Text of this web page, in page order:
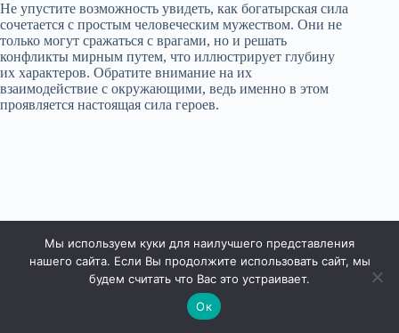
Не упустите возможность увидеть, как богатырская сила
сочетается с простым человеческим мужеством. Они не
только могут сражаться с врагами, но и решать
конфликты мирным путем, что иллюстрирует глубину
их характеров. Обратите внимание на их
взаимодействие с окружающими, ведь именно в этом
проявляется настоящая сила героев.
Мы используем куки для наилучшего представления
нашего сайта. Если Вы продолжите использовать сайт, мы
будем считать что Вас это устраивает.
Ок